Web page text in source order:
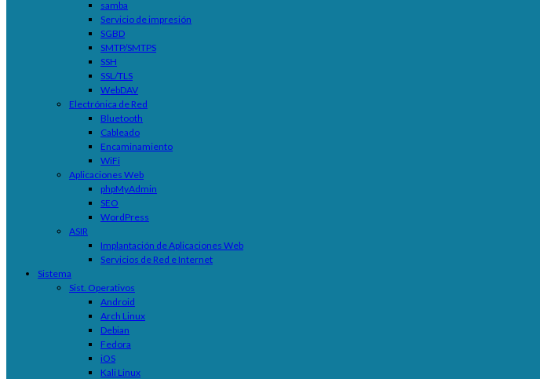
samba
Servicio de impresión
SGBD
SMTP/SMTPS
SSH
SSL/TLS
WebDAV
Electrónica de Red
Bluetooth
Cableado
Encaminamiento
WiFi
Aplicaciones Web
phpMyAdmin
SEO
WordPress
ASIR
Implantación de Aplicaciones Web
Servicios de Red e Internet
Sistema
Sist. Operativos
Android
Arch Linux
Debian
Fedora
iOS
Kali Linux